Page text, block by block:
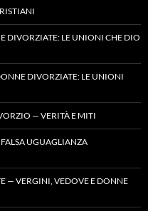
DIVORZIATE: LE UNIONI CHE DIO
DIVORZIATE: LE UNIONI
— VERITÀ E MITI
UGUAGLIANZA
— VERGINI, VEDOVE E DONNE